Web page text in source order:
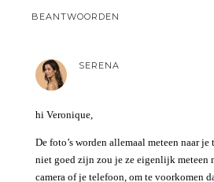
BEANTWOORDEN
SERENA
hi Veronique,
De foto’s worden allemaal meteen naar
niet goed zijn zou je ze eigenlijk meteen
camera of je telefoon, om te voorkomen